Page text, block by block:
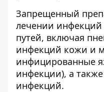
Запрещенный
лечении
путей, включая
инфекций кожи и
инфицированные
инфекции), а
инфекций.